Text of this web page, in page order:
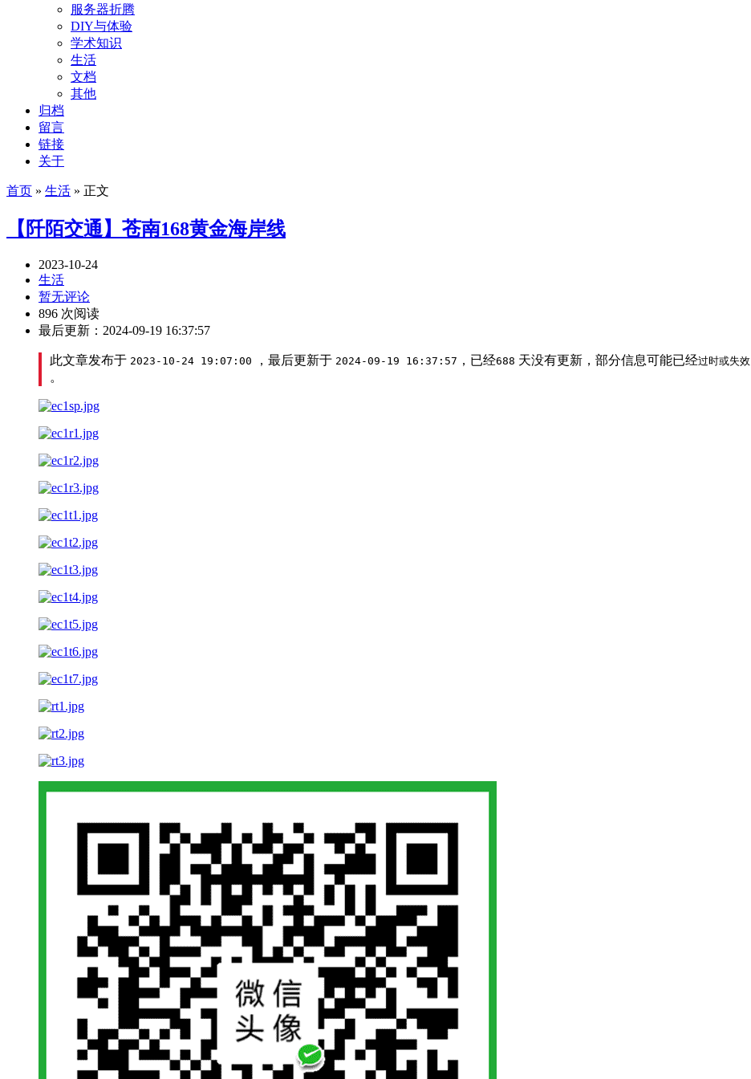
服务器折腾
DIY与体验
学术知识
生活
文档
其他
归档
留言
链接
关于
首页 » 生活 » 正文
【阡陌交通】苍南168黄金海岸线
2023-10-24
生活
暂无评论
896 次阅读
最后更新：2024-09-19 16:37:57
此文章发布于 2023-10-24 19:07:00 ，最后更新于 2024-09-19 16:37:57 ，已经688 天没有更新，部分信息可能已经过时或失效
。